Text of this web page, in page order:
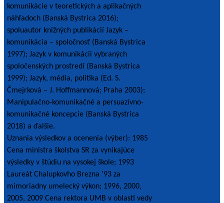
komunikácie v teoretických a aplikačných
náhľadoch (Banská Bystrica 2016);
spoluautor knižných publikácií Jazyk –
komunikácia – spoločnosť (Banská Bystrica
1997); Jazyk v komunikácii vybraných
spoločenských prostredí (Banská Bystrica
1999); Jazyk, média, politika (Ed. S.
Čmejrková – J. Hoffmannová; Praha 2003);
Manipulačno-komunikačné a persuazívno-
komunikačné koncepcie (Banská Bystrica
2018) a ďalšie.
Uznania výsledkov a ocenenia (výber): 1985
Cena ministra školstva SR za vynikajúce
výsledky v štúdiu na vysokej škole; 1993
Laureát Chalupkovho Brezna ’93 za
mimoriadny umelecký výkon; 1996, 2000,
2005, 2009 Cena rektora UMB v oblasti vedy